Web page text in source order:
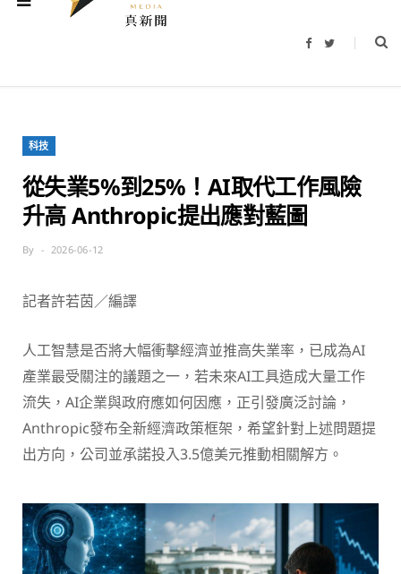
F
b
T
t
科技
從失業5%到25%！AI取代工作風險
升高 Anthropic提出應對藍圖
By 2026-06-12
記者許若茵／編譯
人工智慧是否將大幅衝擊經濟並推高失業率，已成為AI
產業最受關注的議題之一，若未來AI工具造成大量工作
流失，AI企業與政府應如何因應，正引發廣泛討論，
Anthropic發布全新經濟政策框架，希望針對上述問題提
出方向，公司並承諾投入3.5億美元推動相關解方。